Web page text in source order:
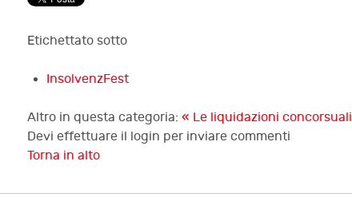
Etichettato sotto
InsolvenzFest
Altro in questa categoria: « Le liquidazioni concorsuali
Devi effettuare il login per inviare commenti
Torna in alto